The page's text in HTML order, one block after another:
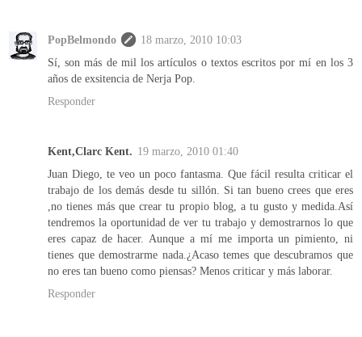
PopBelmondo
18 marzo, 2010 10:03
Sí, son más de mil los artículos o textos escritos por mí en los 3
años de exsitencia de Nerja Pop.
Responder
Kent,Clarc Kent. 19 marzo, 2010 01:40
Juan Diego, te veo un poco fantasma. Que fácil resulta criticar el
trabajo de los demás desde tu sillón. Si tan bueno crees que eres
,no tienes más que crear tu propio blog, a tu gusto y medida.Así
tendremos la oportunidad de ver tu trabajo y demostrarnos lo que
eres capaz de hacer. Aunque a mí me importa un pimiento, ni
tienes que demostrarme nada.¿Acaso temes que descubramos que
no eres tan bueno como piensas? Menos criticar y más laborar.
Responder